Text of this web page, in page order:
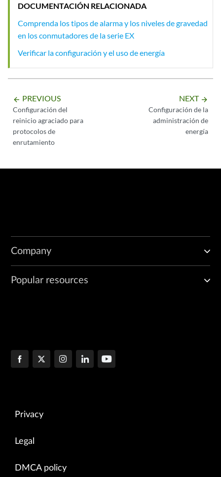
DOCUMENTACIÓN RELACIONADA
Comprenda los tipos de alarma y los niveles de gravedad
en los conmutadores de la serie EX
Verificar la configuración y el uso de energía
arrow_backward PREVIOUS
Configuración del
reinicio agraciado para
protocolos de
enrutamiento
NEXT arrow_forward
Configuración de la
administración de
energía
Company
Popular resources
Privacy
Legal
DMCA policy